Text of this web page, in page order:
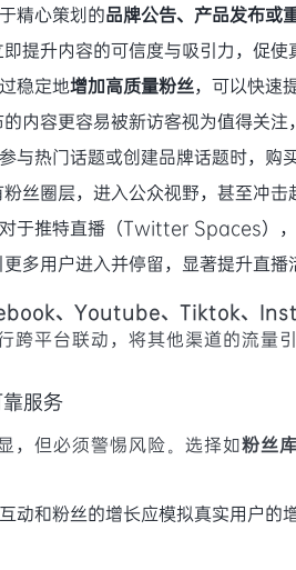
精心策划的品牌公告、产品发布或
提升内容的可信度与吸引力，促使
稳定地增加高质量粉丝，可以快速
内容更容易被新访客视为值得关注
与热门话题或创建品牌话题时，购
丝圈层，进入公众视野，甚至冲击
对于推特直播（Twitter Spaces）
多用户进入并停留，显著提升直播
、Youtube、Tiktok、
跨平台联动，将其他渠道的流量
服务
，但必须警惕风险。选择如粉丝库
互动和粉丝的增长应模拟真实用户的